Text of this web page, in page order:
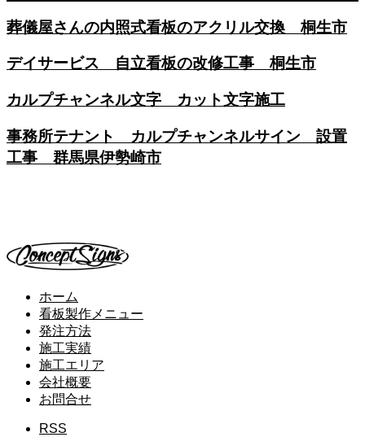
葬儀屋さんの内照式看板のアクリル交換 桐生市
デイサービス 自立看板の改修工事 桐生市
カルプチャンネル文字 カット文字施工
事務所テナント カルプチャンネルサイン 設置
工事 群馬県伊勢崎市
ホーム
看板製作メニュー
発注方法
施工実績
施工エリア
会社概要
お問合せ
RSS